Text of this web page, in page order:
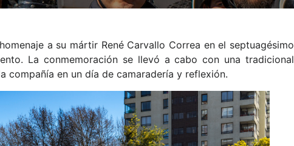
a su mártir René Carvallo Correa en el septuagésimo
La conmemoración se llevó a cabo con una tradicional
compañía en un día de camaradería y reflexión.